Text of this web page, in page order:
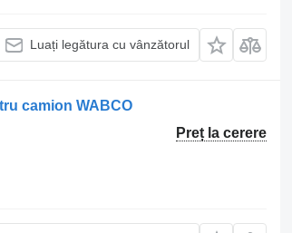
Luați legătura cu vânzătorul
camion WABCO
Preț la cerere